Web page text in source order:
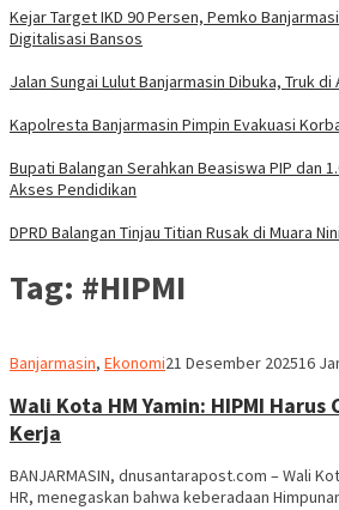
Kejar Target IKD 90 Persen, Pemko
Digitalisasi Bansos
Jalan Sungai Lulut Banjarmasin Dibuka, Truk di
Kapolresta Banjarmasin Pimpin Evakuasi
Bupati Balangan Serahkan Beasiswa PIP dan
Akses Pendidikan
DPRD Balangan Tinjau Titian Rusak di Muara
Tag: #HIPMI
Banjarmasin, EkonomiRedaksi
21 Desember 202516
Wali Kota HM Yamin: HIPMI
Kerja
BANJARMASIN, dnusantarapost.com – Wali
HR, menegaskan bahwa keberadaan